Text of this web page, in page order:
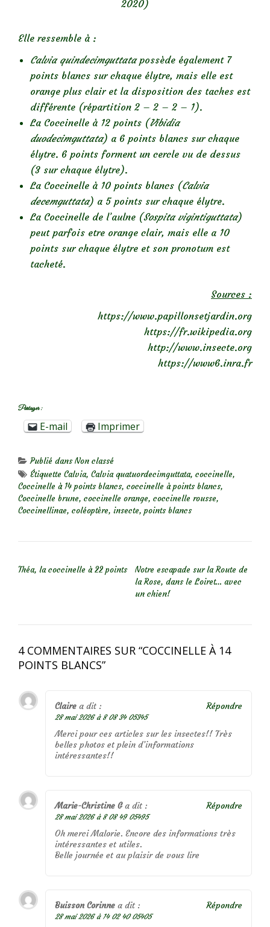
2020)
Elle ressemble à :
Calvia quindecimguttatapossède également 7
points blancs sur chaque élytre, mais elle est
orange plus clair et la disposition des taches est
différente (répartition 2 – 2 – 2 – 1).
La Coccinelle à 12 points (Vibidia
duodecimguttata) a 6 points blancs sur chaque
élytre. 6 points forment un cercle vu de dessus
(3 sur chaque élytre).
La Coccinelle à 10 points blancs (Calvia
decemguttata) a 5 points sur chaque élytre.
La Coccinelle de l’aulne (Sospita vigintiguttata)
peut parfois etre orange clair, mais elle a 10
points sur chaque élytre et son pronotum est
tacheté.
Sources :
https://www.papillonsetjardin.org
https://fr.wikipedia.org
http://www.insecte.org
https://www6.inra.fr
Partager :
E-mail Imprimer
Publié dansNon classé
Étiquette Calvia, Calvia quatuordecimguttata, coccinelle,
Coccinelle à 14 points blancs, coccinelle à points blancs,
Coccinelle brune, coccinelle orange, coccinelle rousse,
Coccinellinae, coléoptère, insecte, points blancs
Théa, la coccinelle à 22 points
Notre escapade sur la Route de
la Rose, dans le Loiret… avec
un chien!
4 COMMENTAIRES SUR “COCCINELLE À 14
POINTS BLANCS”
Claire a dit :
28 mai 2026 à 8 08 34 05345
Merci pour ces articles sur les insectes!! Très
belles photos et plein d’informations
intéressantes!!
Répondre
Marie-Christine G a dit :
28 mai 2026 à 8 08 49 05495
Oh merci Malorie. Encore des informations très
intéressantes et utiles.
Belle journée et au plaisir de vous lire
Répondre
Buisson Corinne a dit :
28 mai 2026 à 14 02 40 05405
Répondre